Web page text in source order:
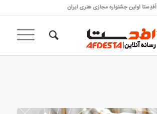
اَفدِستا اولین جشنواره مجازی هنری ایران